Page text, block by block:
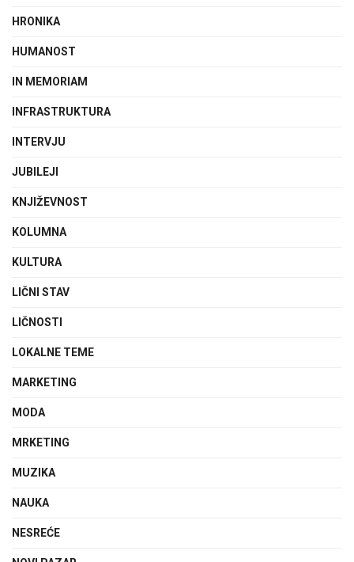
HRONIKA
HUMANOST
IN MEMORIAM
INFRASTRUKTURA
INTERVJU
JUBILEJI
KNJIŽEVNOST
KOLUMNA
KULTURA
LIČNI STAV
LIČNOSTI
LOKALNE TEME
MARKETING
MODA
MRKETING
MUZIKA
NAUKA
NESREĆE